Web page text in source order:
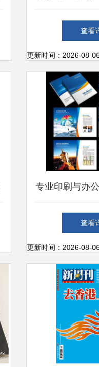
快讯背后的汽
查看
更新时间：2026-08-
专业印刷与办
合 打造企业
查看
更新时间：2026-08-